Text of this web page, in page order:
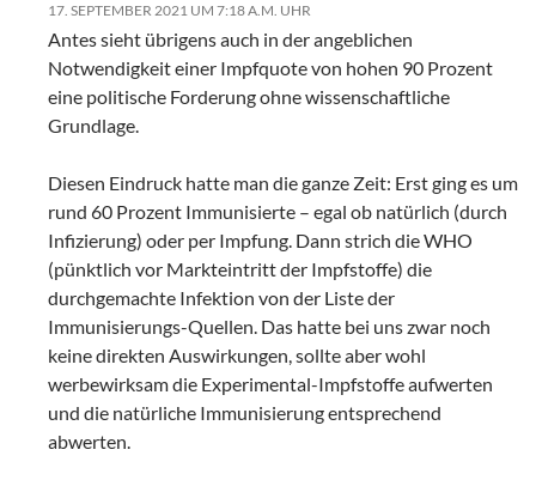
17. SEPTEMBER 2021 UM 7:18 A.M. UHR
Antes sieht übrigens auch in der angeblichen
Notwendigkeit einer Impfquote von hohen 90 Prozent
eine politische Forderung ohne wissenschaftliche
Grundlage.
Diesen Eindruck hatte man die ganze Zeit: Erst ging es um
rund 60 Prozent Immunisierte – egal ob natürlich (durch
Infizierung) oder per Impfung. Dann strich die WHO
(pünktlich vor Markteintritt der Impfstoffe) die
durchgemachte Infektion von der Liste der
Immunisierungs-Quellen. Das hatte bei uns zwar noch
keine direkten Auswirkungen, sollte aber wohl
werbewirksam die Experimental-Impfstoffe aufwerten
und die natürliche Immunisierung entsprechend
abwerten.